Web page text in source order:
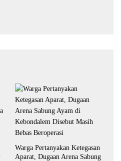
Warga Pertanyakan Ketegasan
Aparat, Dugaan Arena Sabung